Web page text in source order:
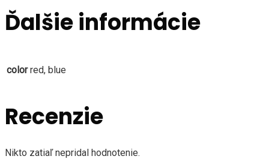
Ďalšie informácie
color red, blue
Recenzie
Nikto zatiaľ nepridal hodnotenie.